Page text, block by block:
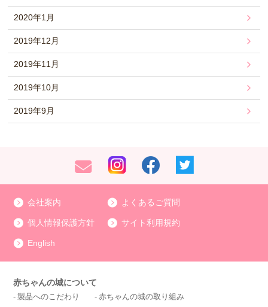
2020年1月
2019年12月
2019年11月
2019年10月
2019年9月
会社案内 よくあるご質問
個人情報保護方針 サイト利用規約
English
赤ちゃんの城について
製品へのこだわり 赤ちゃんの城の取り組み